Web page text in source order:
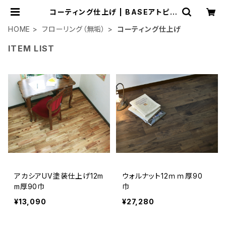
コーティング仕上げ | BASEアトピッ
HOME
フローリング（無垢） コーティング仕上げ
ITEM LIST
アカシアUV塗装仕上げ12m
m厚90巾
¥13,090
ウォルナット12ｍｍ厚90
巾
¥27,280